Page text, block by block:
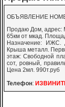
ОБЪЯВЛЕНИЕ
Продаю Дом, адрес:
65км от мкад.
Назначение: ИЖС.
Крыша металл.
этаж: Свободной
сот, ровный,
Цена 2мл. 990т.руб
Телефон: